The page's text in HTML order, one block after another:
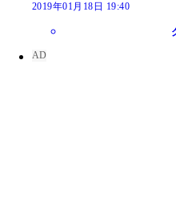
2019年01月18日 19:40